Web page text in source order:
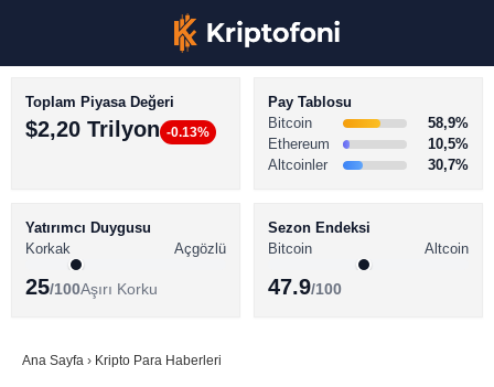
BİTCOİN HABERLERİ
ALTCOİN HABERLERİ
SÖZLÜK
Toplam Piyasa Değeri
$2,20 Trilyon -0.13%
Pay Tablosu
Bitcoin
58,9%
Ethereum
10,5%
Altcoinler
30,7%
Yatırımcı Duygusu
Korkak
Açgözlü
25/100Aşırı Korku
Sezon Endeksi
Bitcoin
Altcoin
47.9/100
Ana Sayfa › Kripto Para Haberleri